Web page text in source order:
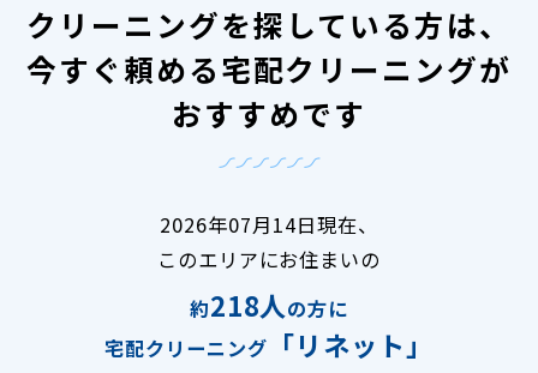
クリーニングを探している方は、
今すぐ頼める宅配クリーニングが
おすすめです
2026年07月14日現在、
このエリアにお住まいの
約218人の方に
宅配クリーニング
「リネット」